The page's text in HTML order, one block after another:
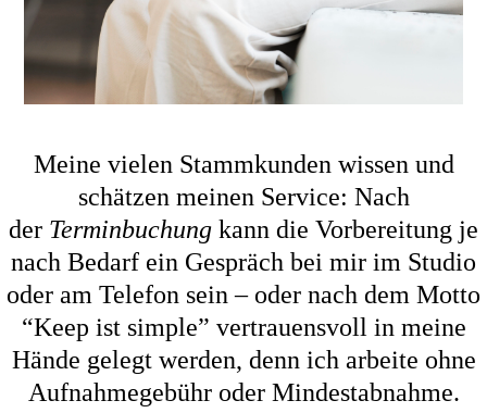
Meine vielen Stammkunden wissen und
schätzen meinen Service: Nach
der Terminbuchung kann die Vorbereitung je
nach Bedarf ein Gespräch bei mir im Studio
oder am Telefon sein – oder nach dem Motto
“Keep ist simple” vertrauensvoll in meine
Hände gelegt werden, denn ich arbeite ohne
Aufnahmegebühr oder Mindestabnahme.